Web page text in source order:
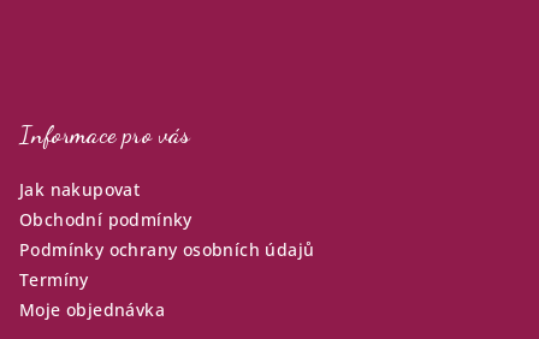
Informace pro vás
Jak nakupovat
Obchodní podmínky
Podmínky ochrany osobních údajů
Termíny
Moje objednávka